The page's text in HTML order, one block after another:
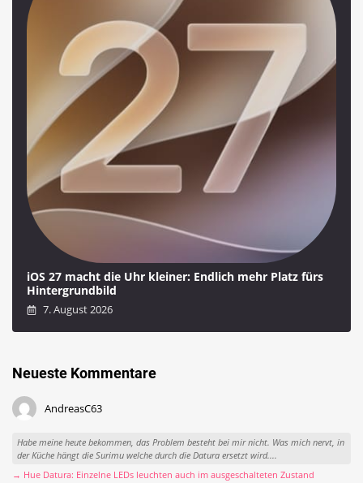
iOS 27 macht die Uhr kleiner: Endlich mehr Platz fürs
Hintergrundbild
7. August 2026
Neueste Kommentare
AndreasC63
Habe meine heute bekommen, das Problem besteht bei mir nicht. Was mich nervt, in
der Küche hängt die Surimu welche durch die Datura ersetzt wird....
→ Hue Datura: Einzelne LEDs leuchten auch im ausgeschalteten Zustand